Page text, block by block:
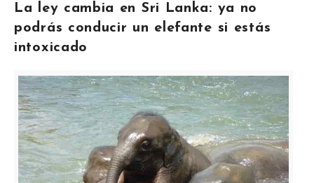
La ley cambia en Sri Lanka: ya no
podrás conducir un elefante si estás
intoxicado